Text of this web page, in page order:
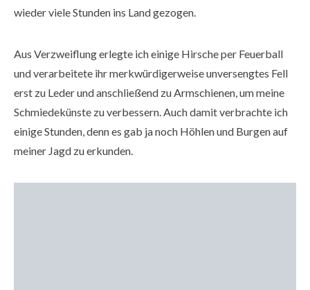
wieder viele Stunden ins Land gezogen.
Aus Verzweiflung erlegte ich einige Hirsche per Feuerball
und verarbeitete ihr merkwürdigerweise unversengtes Fell
erst zu Leder und anschließend zu Armschienen, um meine
Schmiedekünste zu verbessern. Auch damit verbrachte ich
einige Stunden, denn es gab ja noch Höhlen und Burgen auf
meiner Jagd zu erkunden.